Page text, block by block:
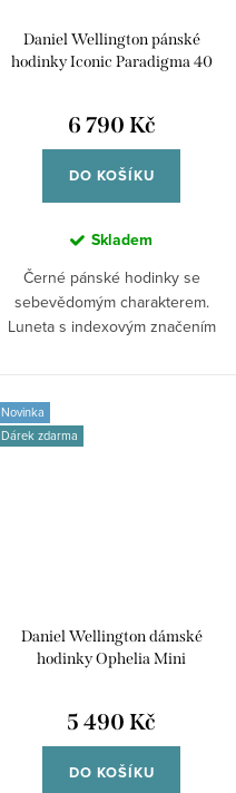
Daniel Wellington pánské
hodinky Iconic Paradigma 40
6 790 Kč
DO KOŠÍKU
Skladem
Černé pánské hodinky se
sebevědomým charakterem.
Luneta s indexovým značením
Novinka
Dárek zdarma
Daniel Wellington dámské
hodinky Ophelia Mini
5 490 Kč
DO KOŠÍKU